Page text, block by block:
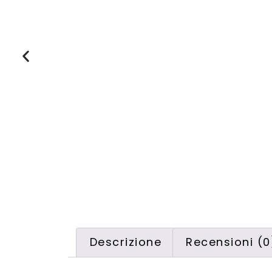
Descrizione Recensioni